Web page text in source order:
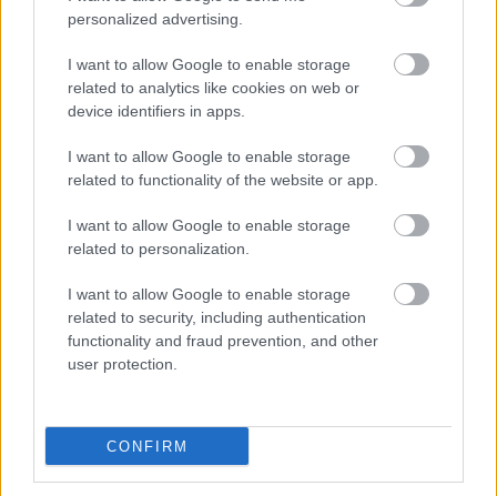
personalized advertising.
I want to allow Google to enable storage
related to analytics like cookies on web or
device identifiers in apps.
I want to allow Google to enable storage
related to functionality of the website or app.
I want to allow Google to enable storage
related to personalization.
I want to allow Google to enable storage
related to security, including authentication
functionality and fraud prevention, and other
user protection.
CONFIRM
5 elismerést is bezsebelt a
nemzetközi díjátadón a magyar
bőrápolási márka
Legnépszerűbb témák
HAJÁPOLÁS